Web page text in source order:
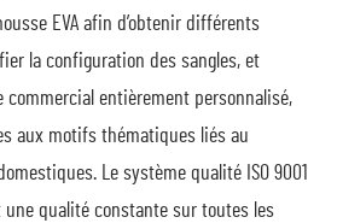
EVA afin d’obtenir différents
la configuration des sangles, et
commercial entièrement personnalisé,
aux motifs thématiques liés au
Le système qualité ISO 9001
une qualité constante sur toutes les